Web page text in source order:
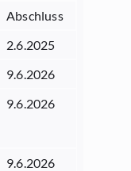
Abschluss
2.6.2025
9.6.2026
9.6.2026
9.6.2026